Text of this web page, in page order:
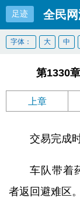
足迹 全民
字体： 大 中
第1330
上章
交易完成
车队带着
者返回避难区。